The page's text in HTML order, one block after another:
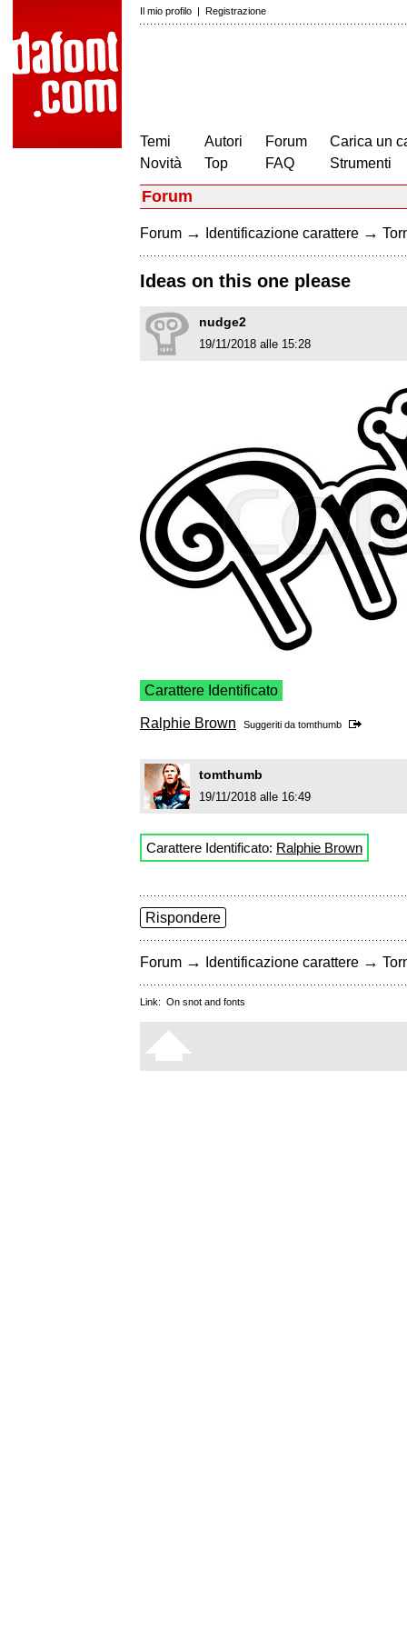
Il mio profilo | Registrazione
Temi
Novità
Autori
Top
Forum
FAQ
Carica un
Strumenti
Forum
Forum → Identificazione carattere →
Ideas on this one please
nudge2
19/11/2018 alle 15:28
Carattere Identificato
Ralphie Brown Suggeriti da tomthumb
tomthumb
19/11/2018 alle 16:49
Carattere Identificato: Ralphie Brown
Rispondere
Forum → Identificazione carattere →
Link: On snot and fonts